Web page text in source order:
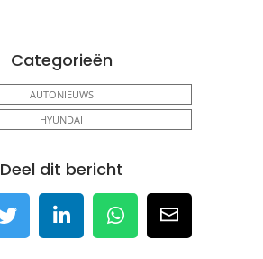
Categorieën
AUTONIEUWS
HYUNDAI
Deel dit bericht